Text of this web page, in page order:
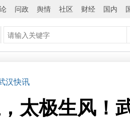
问政 舆情 社区 财经 国内
汉快讯
太极生风！